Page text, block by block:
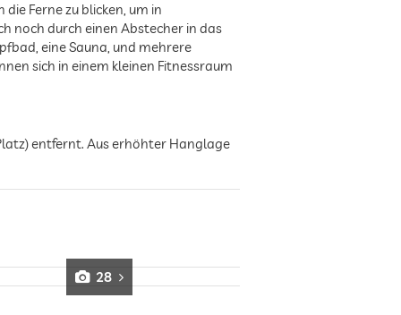
Ferne zu blicken, um in
noch durch einen Abstecher in das
eine Sauna, und mehrere
sich in einem kleinen Fitnessraum
entfernt. Aus erhöhter Hanglage
28